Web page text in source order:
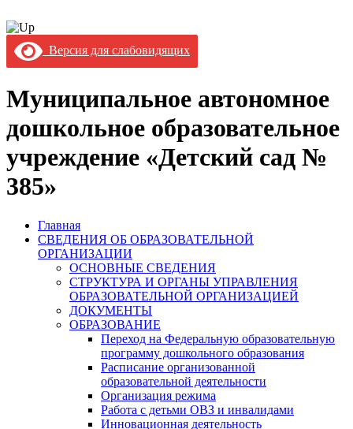
Версия для слабовидящих
Муниципальное автономное
дошкольное образовательное
учреждение «Детский сад №
385»
Главная
СВЕДЕНИЯ ОБ ОБРАЗОВАТЕЛЬНОЙ
ОРГАНИЗАЦИИ
ОСНОВНЫЕ СВЕДЕНИЯ
СТРУКТУРА И ОРГАНЫ УПРАВЛЕНИЯ
ОБРАЗОВАТЕЛЬНОЙ ОРГАНИЗАЦИЕЙ
ДОКУМЕНТЫ
ОБРАЗОВАНИЕ
Переход на Федеральную образовательную
программу дошкольного образования
Расписание организованной
образовательной деятельности
Организация режима
Работа с детьми ОВЗ и инвалидами
Инновационная деятельность